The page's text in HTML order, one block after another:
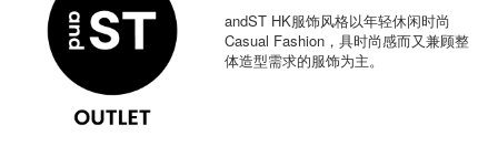
andST HK服饰风格以年轻休闲时尚
Casual Fashion，具时尚感而又兼顾整
体造型需求的服饰为主。